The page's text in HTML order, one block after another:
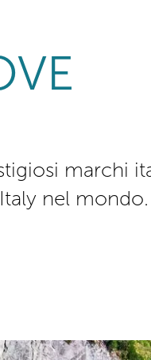
marchi
nel mondo.